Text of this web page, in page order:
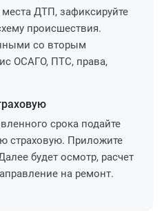
ДТП, зафиксируйте
происшествия.
со вторым
ОСАГО, ПТС, права,
срока подайте
страховую. Приложите
будет осмотр, расчет
на ремонт.